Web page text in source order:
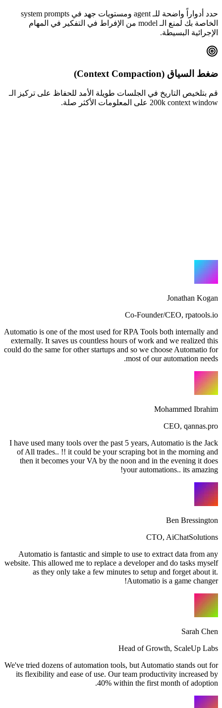
حدد أدواراً واضحة للـ agent ومستويات جهد في system prompts
الخاصة بك لمنع الـ model من الإفراط في التفكير في المهام
الإجرائية البسيطة.
ضغط السياق (Context Compaction)
قم بتلخيص التاريخ في الجلسات طويلة الأمد للحفاظ على تركيز الـ
200k context window على المعلومات الأكثر صلة.
Jonathan Kogan
Co-Founder/CEO, rpatools.io
Automatio is one of the most used for RPA Tools both internally and
externally. It saves us countless hours of work and we realized this
could do the same for other startups and so we choose Automatio for
most of our automation needs.
Mohammed Ibrahim
CEO, qannas.pro
I have used many tools over the past 5 years, Automatio is the Jack
of All trades.. !! it could be your scraping bot in the morning and
then it becomes your VA by the noon and in the evening it does
your automations.. its amazing!
Ben Bressington
CTO, AiChatSolutions
Automatio is fantastic and simple to use to extract data from any
website. This allowed me to replace a developer and do tasks myself
as they only take a few minutes to setup and forget about it.
Automatio is a game changer!
Sarah Chen
Head of Growth, ScaleUp Labs
We've tried dozens of automation tools, but Automatio stands out for
its flexibility and ease of use. Our team productivity increased by
40% within the first month of adoption.